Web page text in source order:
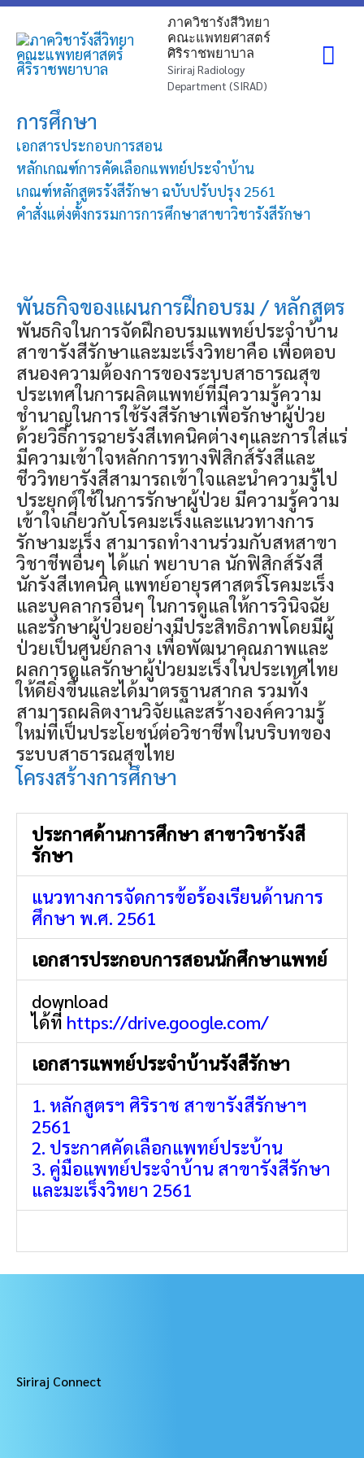
Skip
content
ภาควิชารังสีวิทยา
คณะแพทยศาสตร์
ศิริราชพยาบาล
Siriraj Radiology
Department (SIRAD)
การศึกษา
เอกสารประกอบการสอน
หลักเกณฑ์การคัดเลือกแพทย์ประจำบ้าน
เกณฑ์หลักสูตรรังสีรักษา ฉบับปรับปรุง 2561
คำสั่งแต่งตั้งกรรมการการศึกษาสาขาวิชารังสีรักษา
พันธกิจของแผนการฝึกอบรม / หลักสูตร
พันธกิจในการจัดฝึกอบรมแพทย์ประจำบ้าน
สาขารังสีรักษาและมะเร็งวิทยาคือ เพื่อตอบ
สนองความต้องการของระบบสาธารณสุข
ประเทศในการผลิตแพทย์ที่มีความรู้ความ
ชำนาญในการใช้รังสีรักษาเพื่อรักษาผู้ป่วย
ด้วยวิธีการฉายรังสีเทคนิคต่างๆและการใส่แร่
มีความเข้าใจหลักการทางฟิสิกส์รังสีและ
ชีววิทยารังสีสามารถเข้าใจและนำความรู้ไป
ประยุกต์ใช้ในการรักษาผู้ป่วย มีความรู้ความ
เข้าใจเกี่ยวกับโรคมะเร็งและแนวทางการ
รักษามะเร็ง สามารถทำงานร่วมกับสหสาขา
วิชาชีพอื่นๆ ได้แก่ พยาบาล นักฟิสิกส์รังสี
นักรังสีเทคนิค แพทย์อายุรศาสตร์โรคมะเร็ง
และบุคลากรอื่นๆ ในการดูแลให้การวินิจฉัย
และรักษาผู้ป่วยอย่างมีประสิทธิภาพโดยมีผู้
ป่วยเป็นศูนย์กลาง เพื่อพัฒนาคุณภาพและ
ผลการดูแลรักษาผู้ป่วยมะเร็งในประเทศไทย
ให้ดียิ่งขึ้นและได้มาตรฐานสากล รวมทั้ง
สามารถผลิตงานวิจัยและสร้างองค์ความรู้
ใหม่ที่เป็นประโยชน์ต่อวิชาชีพในบริบทของ
ระบบสาธารณสุขไทย
โครงสร้างการศึกษา
ประกาศด้านการศึกษา สาขาวิชารังสี
รักษา
แนวทางการจัดการข้อร้องเรียนด้านการ
ศึกษา พ.ศ. 2561
เอกสารประกอบการสอนนักศึกษาแพทย์
download
ได้ที่ https://drive.google.com/
เอกสารแพทย์ประจำบ้านรังสีรักษา
1. หลักสูตรฯ ศิริราช สาขารังสีรักษาฯ
2561
2. ประกาศคัดเลือกแพทย์ประบ้าน
3. คู่มือแพทย์ประจำบ้าน สาขารังสีรักษา
และมะเร็งวิทยา 2561
Siriraj Connect